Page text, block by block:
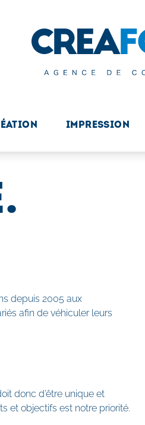
IMPRESSION
depuis 2005 aux
afin de véhiculer leurs
donc d’être unique et
et objectifs est notre priorité.